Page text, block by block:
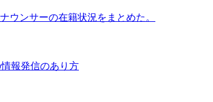
ウンサーの在籍状況をまとめた。
報発信のあり方